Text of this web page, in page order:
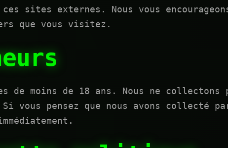
sites externes. Nous vous
que vous visitez.
de moins de 18 ans. Nous ne collectons
vous pensez que nous avons collecté